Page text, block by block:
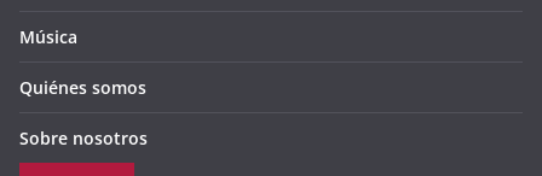
Música
Quiénes somos
Sobre nosotros